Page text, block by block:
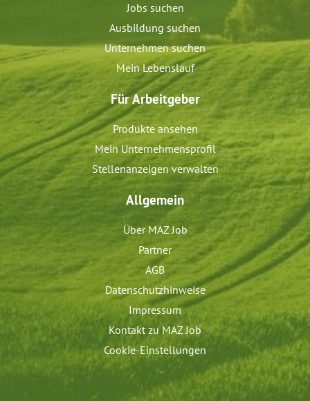
Jobs suchen
Ausbildung suchen
Unternehmen suchen
Mein Lebenslauf
Für Arbeitgeber
Produkte ansehen
Mein Unternehmensprofil
Stellenanzeigen verwalten
Allgemein
Über MAZ Job
Partner
AGB
Datenschutzhinweise
Impressum
Kontakt zu MAZ Job
Cookie-Einstellungen